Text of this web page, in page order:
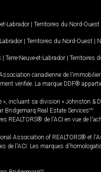
Labrador Territoires du Nord-Ouest
Territoires du Nord-Ouest
Terre-Neuve-et-Labrador Territoires
canadienne de
vérifiée. La marque DDF®
», incluant sa division « Johnston &
Bridgemarq Real Estate ServicesMD.
de l'ACI en vue de
Association of REALTORS® et
l'ACI. Les marques
MD